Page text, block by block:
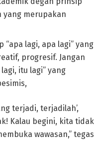
yang merupakan
lagi, apa lagi” yang
progresif. Jangan
itu lagi” yang
terjadi, terjadilah’,
Kalau begini, kita tidak
wawasan,” tegas